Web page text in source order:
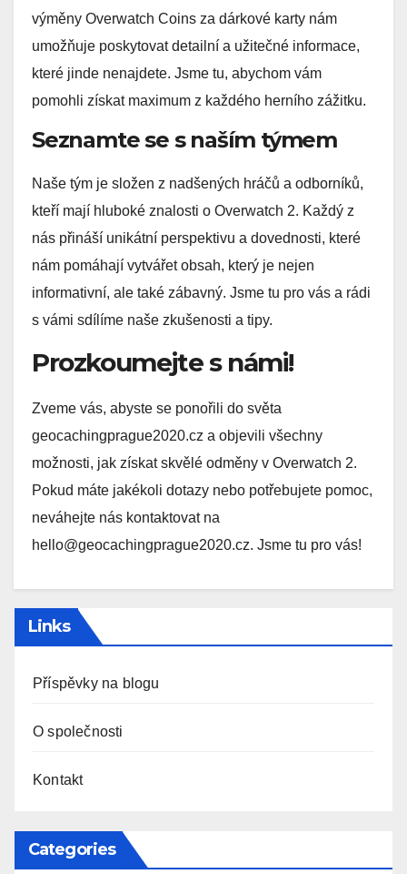
výměny Overwatch Coins za dárkové karty nám
umožňuje poskytovat detailní a užitečné informace,
které jinde nenajdete. Jsme tu, abychom vám
pomohli získat maximum z každého herního zážitku.
Seznamte se s naším týmem
Naše tým je složen z nadšených hráčů a odborníků,
kteří mají hluboké znalosti o Overwatch 2. Každý z
nás přináší unikátní perspektivu a dovednosti, které
nám pomáhají vytvářet obsah, který je nejen
informativní, ale také zábavný. Jsme tu pro vás a rádi
s vámi sdílíme naše zkušenosti a tipy.
Prozkoumejte s námi!
Zveme vás, abyste se ponořili do světa
geocachingprague2020.cz a objevili všechny
možnosti, jak získat skvělé odměny v Overwatch 2.
Pokud máte jakékoli dotazy nebo potřebujete pomoc,
neváhejte nás kontaktovat na
hello@geocachingprague2020.cz. Jsme tu pro vás!
Links
Příspěvky na blogu
O společnosti
Kontakt
Categories